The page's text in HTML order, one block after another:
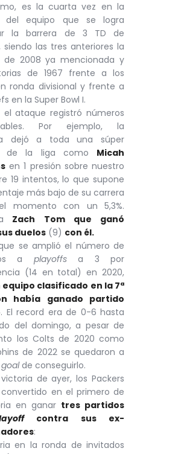
es la cuarta vez en la
del equipo que se logra
la barrera de 3 TD de
siendo las tres anteriores la
de 2008 ya mencionada y
de 1967 frente a los
ronda divisional y frente a
en la Super Bowl I.
el ataque registró números
Por ejemplo, la
dejó a toda una súper
de la liga como Micah
en 1 presión sobre nuestro
19 intentos, lo que supone
más bajo de su carrera
momento con un 5,3%.
Zach Tom que ganó
duelos (9) con él.
se amplió el número de
a playoffsa 3 por
(14 en total) en 2020,
clasificado en la 7ª
había ganado partido
. El record era de 0-6 hasta
del domingo, a pesar de
los Colts de 2020 como
de 2022 se quedaron a
de conseguirlo.
de ayer, los Packers
en el primero de
en ganar tres partidos
contra sus ex-
:
en la ronda de invitados